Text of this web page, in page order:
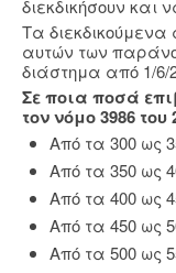
διεκδικήσουν και
Τα
αυτών των
διάστημα από 1/6/
Σε ποια ποσά
τον νόμο 3986 του
Από τα 300 ως
Από τα 350 ως
Από τα 400 ως
Από τα 450 ως
Από τα 500 ως